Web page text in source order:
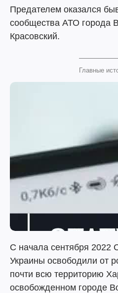
Предателем оказался
сообщества АТО города
Красовский.
Главные
С начала сентября 2022
Украины освободили от
почти всю территорию
освобожденном городе